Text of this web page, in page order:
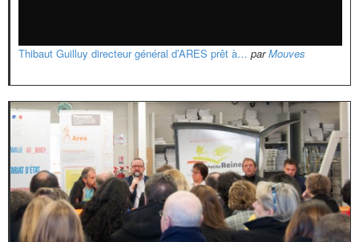
Thibaut Guilluy directeur général d’ARES prêt à… parMouves